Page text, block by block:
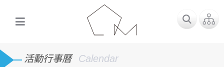
活動行事曆 Calendar